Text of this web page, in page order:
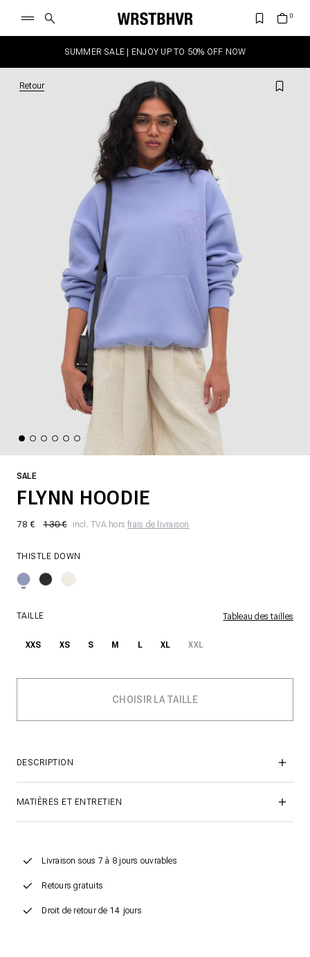
SUMMER SALE | ENJOY UP TO 50% OFF NOW
Retour
SALE
FLYNN HOODIE
78 € 130 € incl. TVA horsfrais de livraison
THISTLE DOWN
TAILLE Tableau des tailles
XXS XS S M L XL XXL
DESCRIPTION
MATIÈRES ET ENTRETIEN
Livraison sous 7 à 8 jours ouvrables
Retours gratuits
Droit de retour de 14 jours